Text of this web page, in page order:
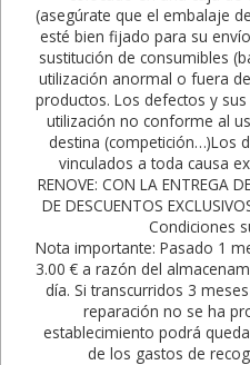
(asegúrate que el embalaje
esté bien fijado para su
sustitución de consumibles
utilización anormal o fuera
productos. Los defectos y
utilización no conforme al
destina (competición…)Los
vinculados a toda causa
RENOVE: CON LA ENTREGA
DE DESCUENTOS
Condiciones
Nota importante: Pasado 1
3.00 € a razón del
día. Si transcurridos 3
reparación no se ha
establecimiento podrá
de los gastos de